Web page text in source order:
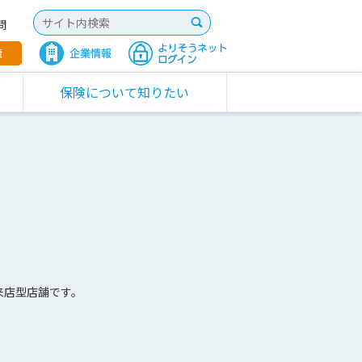
保険について知りたい
型店舗です。